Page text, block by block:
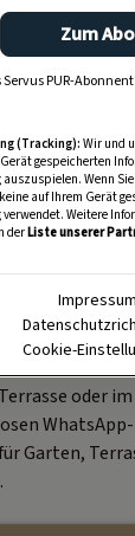
auf
oder
Garten,
Zum Abo
PUR-
(Tracking):Wir und
gespeicherten
Wenn
auf Ihrem Gerät
Weitere
derListe unserer
Impressum
Cookie-